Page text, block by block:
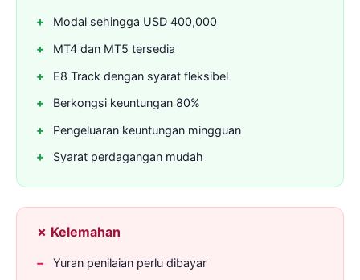
Modal sehingga USD 400,000
MT4 dan MT5 tersedia
E8 Track dengan syarat fleksibel
Berkongsi keuntungan 80%
Pengeluaran keuntungan mingguan
Syarat perdagangan mudah
✗ Kelemahan
Yuran penilaian perlu dibayar